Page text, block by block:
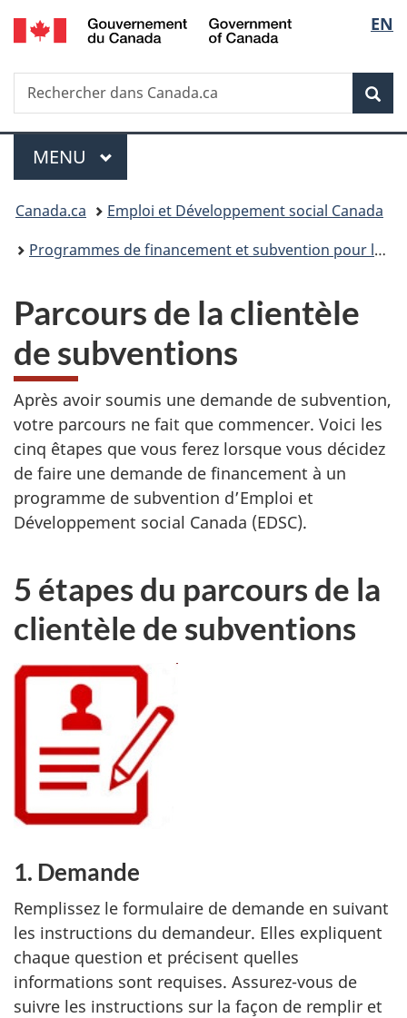
Passer
au
principal
Passer
à
Au
du
Passer
à
version
simplifiée
de
la
EN
Recherche
Rechercher
dans
Menu
MENU PRINCIPAL
Vous
êtes
Canada.ca
Emploi et Développement social Canada
Programmes de financement et subvention pour les projets d’emplois, de formation et de développement social
Parcours de la clientèle
de subventions
Après avoir soumis une demande de subvention,
votre parcours ne fait que commencer. Voici les
cinq êtapes que vous ferez lorsque vous décidez
de faire une demande de financement à un
programme de subvention d’Emploi et
Développement social Canada (EDSC).
5 étapes du parcours de la
clientèle de subventions
1. Demande
Remplissez le formulaire de demande en suivant
les instructions du demandeur. Elles expliquent
chaque question et précisent quelles
informations sont requises. Assurez-vous de
suivre les instructions sur la façon de remplir et